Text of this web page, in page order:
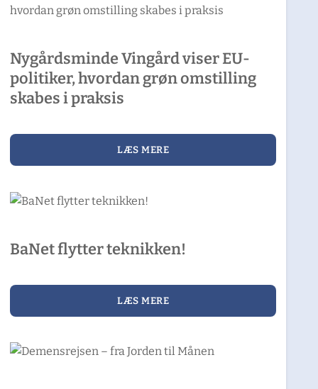
Nygårdsminde Vingård viser EU-
politiker, hvordan grøn omstilling
skabes i praksis
LÆS MERE
BaNet flytter teknikken!
LÆS MERE